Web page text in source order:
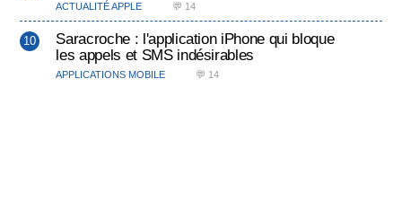
ACTUALITÉ APPLE 💬 14
Saracroche : l'application iPhone qui bloque
les appels et SMS indésirables
APPLICATIONS MOBILE 💬 14